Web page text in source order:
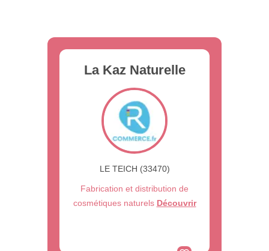
La Kaz Naturelle
LE TEICH (33470)
Fabrication et distribution de
cosmétiques naturels Découvrir